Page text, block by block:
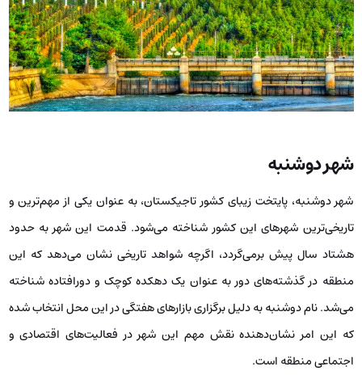
شهر دوشنبه
شهر دوشنبه، پایتخت زیبای کشور تاجیکستان، به عنوان یکی از مهم‌ترین و
تاریخی‌ترین شهرهای این کشور شناخته می‌شود. قدمت این شهر به حدود
هشتاد سال پیش برمی‌گردد، اگرچه شواهد تاریخی نشان می‌دهد که این
منطقه در گذشته‌های دور به عنوان یک دهکده کوچک و دورافتاده شناخته
می‌شد. نام دوشنبه به دلیل برگزاری بازارهای هفتگی در این محل انتخاب شده
که این امر نشان‌دهنده نقش مهم این شهر در فعالیت‌های اقتصادی و
اجتماعی منطقه است.